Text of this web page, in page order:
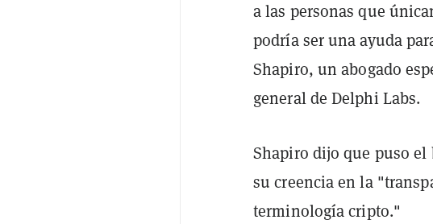
a las personas que
podría ser una ayuda
Shapiro, un abogado
general de Delphi Labs.
Shapiro dijo que puso
su creencia en la
terminología cripto."